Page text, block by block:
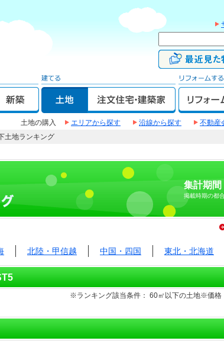
土地の購入 エリアから探す 沿線から探す 不動産
土地ランキング
集計期間
掲載時期の都
北陸・甲信越 中国・四国 東北・北海道
※ランキング該当条件： 60㎡以下の土地※価格